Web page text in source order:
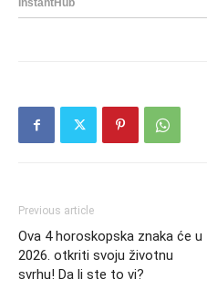
Previous article
Ova 4 horoskopska znaka će u
2026. otkriti svoju životnu
svrhu! Da li ste to vi?